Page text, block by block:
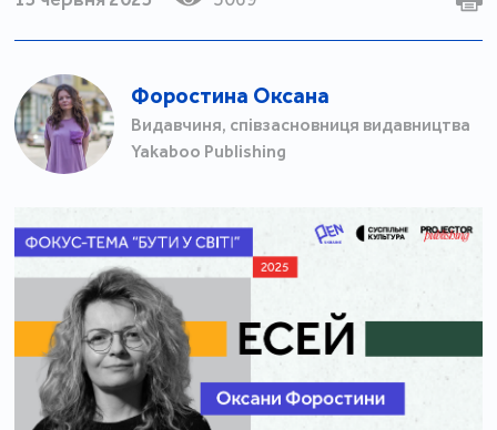
Форостина Оксана
Видавчиня, співзасновниця видавництва
Yakaboo Publishing